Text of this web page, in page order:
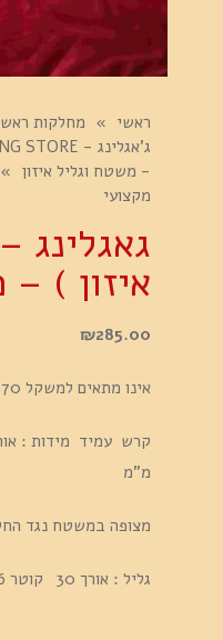
ראשי » מחלקות
ג'אגלינג - JUGGLING STORE
- משטח וגליל איזון »
מקצועי
גאגלינג
איזון ) –
₪285.00
אינו מתאים למשקל 70 ק"ג ומעלה
מ"מ
מצופה במשטח נגד
גליל : אורך 30 קוטר 16 עובי דופן 7 מ"מ